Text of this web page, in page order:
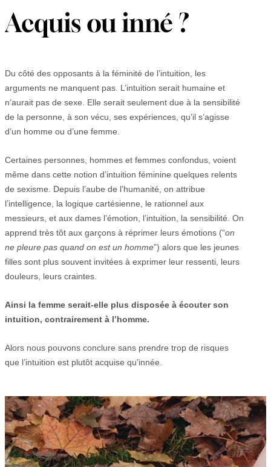
Acquis ou inné ?
Du côté des opposants à la féminité de l’intuition, les
arguments ne manquent pas. L’intuition serait humaine et
n’aurait pas de sexe. Elle serait seulement due à la sensibilité
de la personne, à son vécu, ses expériences, qu’il s’agisse
d’un homme ou d’une femme.
Certaines personnes, hommes et femmes confondus, voient
même dans cette notion d’intuition féminine quelques relents
de sexisme. Depuis l’aube de l’humanité, on attribue
l’intelligence, la logique cartésienne, le rationnel aux
messieurs, et aux dames l’émotion, l’intuition, la sensibilité. On
apprend très tôt aux garçons à réprimer leurs émotions (“on
ne pleure pas quand on est un homme”) alors que les jeunes
filles sont plus souvent invitées à exprimer leur ressenti, leurs
douleurs, leurs craintes.
Ainsi la femme serait-elle plus disposée à écouter son
intuition, contrairement à l’homme.
Alors nous pouvons conclure sans prendre trop de risques
que l’intuition est plutôt acquise qu’innée.